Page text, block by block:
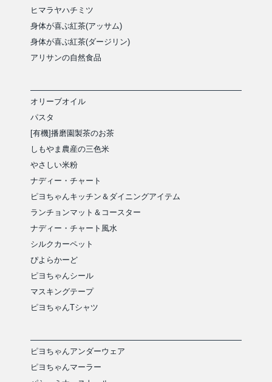
ヒマラヤハチミツ
身体が喜ぶ紅茶(アッサム)
身体が喜ぶ紅茶(ダージリン)
アリサンの自然食品
オリーブオイル
パスタ
[有機]播磨園製茶のお茶
しもやま農産の三色米
やさしい米粉
ナディー・チャート
ピヨちゃんキッチン＆ダイニングアイテム
ランチョンマット＆コースター
ナディー・チャート風水
シルクカーペット
ぴよらかーど
ピヨちゃんシール
マスキングテープ
ピヨちゃんTシャツ
ピヨちゃんアンダーウェア
ピヨちゃんマーラー